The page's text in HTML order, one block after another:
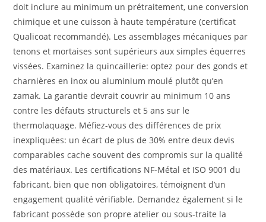
doit inclure au minimum un prétraitement, une conversion
chimique et une cuisson à haute température (certificat
Qualicoat recommandé). Les assemblages mécaniques par
tenons et mortaises sont supérieurs aux simples équerres
vissées. Examinez la quincaillerie: optez pour des gonds et
charnières en inox ou aluminium moulé plutôt qu’en
zamak. La garantie devrait couvrir au minimum 10 ans
contre les défauts structurels et 5 ans sur le
thermolaquage. Méfiez-vous des différences de prix
inexpliquées: un écart de plus de 30% entre deux devis
comparables cache souvent des compromis sur la qualité
des matériaux. Les certifications NF-Métal et ISO 9001 du
fabricant, bien que non obligatoires, témoignent d’un
engagement qualité vérifiable. Demandez également si le
fabricant possède son propre atelier ou sous-traite la